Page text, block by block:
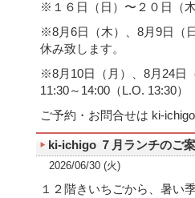
※１６日（日）〜２０日（
※8月6日（木）、8月9日（
休み致します。
※8月10日（月）、8月24
11:30～14:00（L.O. 13:30）
ご予約・お問合せは ki-
ki-ichigo ７月ランチのご
2026/06/30 (火)
１２階きいちごから、暑い